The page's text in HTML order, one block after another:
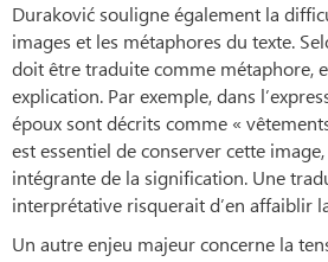
Duraković souligne également la
images et les métaphores du texte.
doit être traduite comme métaphore,
explication. Par exemple, dans
époux sont décrits comme «
est essentiel de conserver cette
intégrante de la signification. Une
interprétative risquerait d’en affaiblir
Un autre enjeu majeur concerne la